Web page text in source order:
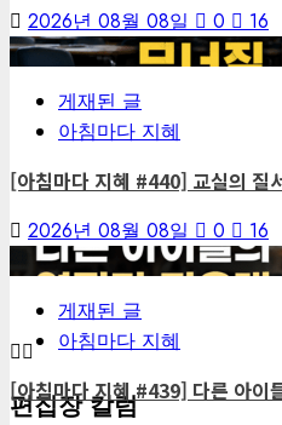
2026년 08월 08일 0
16
3
게재된 글
아침마다 지혜
[아침마다 지혜 #440] 교실의 질
2026년 08월 08일 0
16
게재된 글
아침마다 지혜
[아침마다 지혜 #439] 다른 아이
편집장 칼럼